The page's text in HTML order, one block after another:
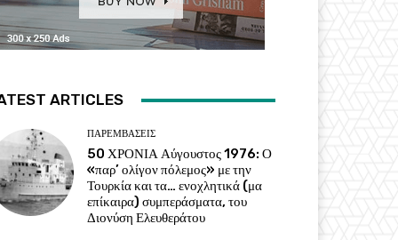
ARTICLES
ΠΑΡΕΜΒΑΣΕΙΣ
50 ΧΡΟΝΙΑ Αύγουστος 1976: Ο
«παρ’ ολίγον πόλεμος» με την
Τουρκία και τα… ενοχλητικά (μα
επίκαιρα) συμπεράσματα, του
Διονύση Ελευθεράτου